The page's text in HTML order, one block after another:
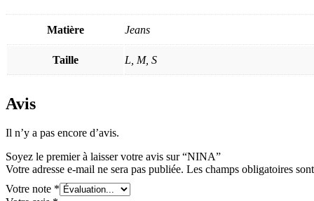
Matière Jeans
Taille L, M, S
Avis
Il n’y a pas encore d’avis.
Soyez le premier à laisser votre avis sur “NINA”
Votre adresse e-mail ne sera pas publiée. Les champs obligatoires
Votre note *